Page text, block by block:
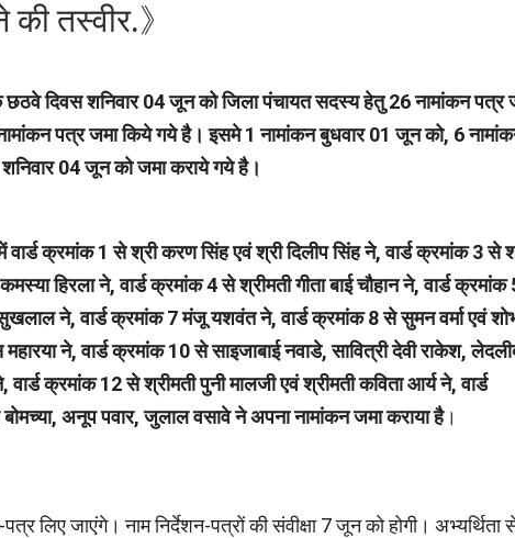
तस्वीर.》
छठवे दिवस शनिवार 04 जून को जिला पंचायत सदस्य हेतु 26 नामांकन पत्र
पत्र जमा किये गये है। इसमे 1 नामांकन बुधवार 01 जून को, 6
04 जून को जमा कराये गये है।
क्रमांक 1 से श्री करण सिंह एवं श्री दिलीप सिंह ने, वार्ड क्रमांक 3 से
हिरला ने, वार्ड क्रमांक 4 से श्रीमती गीता बाई चौहान ने, वार्ड
सुखलाल ने, वार्ड क्रमांक 7 मंजू यशवंत ने, वार्ड क्रमांक 8 से सुमन वर्मा एवं
ने, वार्ड क्रमांक 10 से साइजाबाई नवाडे, सावित्री देवी राकेश,
क्रमांक 12 से श्रीमती पुनी मालजी एवं श्रीमती कविता आर्य ने, वार्ड
अनूप पवार, जुलाल वसावे ने अपना नामांकन जमा कराया है।
लिए जाएंगे। नाम निर्देशन-पत्रों की संवीक्षा 7 जून को होगी। अभ्यर्थिता